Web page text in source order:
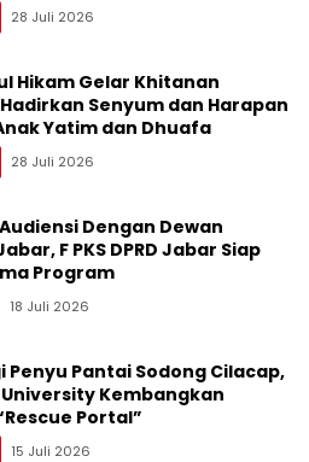
28 Juli 2026
Hikam Gelar Khitanan
Senyum dan Harapan
Yatim dan Dhuafa
28 Juli 2026
Dengan Dewan
F PKS DPRD Jabar Siap
Program
18 Juli 2026
Penyu Pantai Sodong Cilacap,
Kembangkan
Portal”
15 Juli 2026